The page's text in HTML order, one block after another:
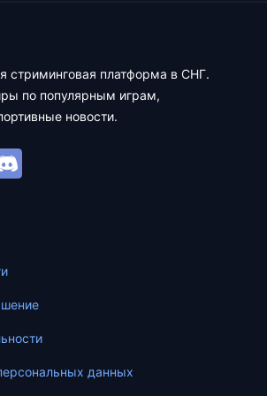
стриминговая платформа в СНГ.
по популярным играм,
новости.
данных